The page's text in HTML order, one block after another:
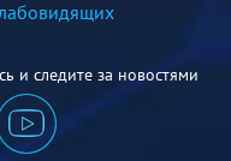
и следите за новостями